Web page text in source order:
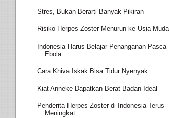
Stres, Bukan Berarti Banyak Pikiran
Risiko Herpes Zoster Menurun ke Usia Muda
Indonesia Harus Belajar Penanganan Pasca-
Ebola
Cara Khiva Iskak Bisa Tidur Nyenyak
Kiat Anneke Dapatkan Berat Badan Ideal
Penderita Herpes Zoster di Indonesia Terus
Meningkat